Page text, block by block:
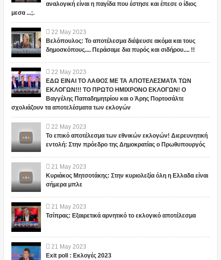
αναλογική είναι η παγίδα που έστησε και έπεσε ο ίδιος
μεσα ...;.
22 May 2023
Βελόπουλος: Το αποτέλεσμα διέψευσε ακόμα και τους
δημοσκόπους.... Περάσαμε δια πυρός και σιδήρου.... !!
22 May 2023
ΕΔΩ ΕΙΝΑΙ ΤΟ ΛΑΘΟΣ ΜΕ ΤΑ ΑΠΟΤΕΛΕΣΜΑΤΑ ΤΩΝ
ΕΚΛΟΓΩΝ!!! ΤΟ ΠΡΩΤΟ ΗΜΙΧΡΟΝΟ ΕΚΛΟΓΩΝ! Ο
Βαγγέλης Παπαδημητρίου και ο Άρης Πορτοσάλτε
σχολιάζουν τα αποτελέσματα των εκλογών
22 May 2023
Το επικό αποτέλεσμα των εθνικών εκλογών! Διερευνητική
εντολή: Στην πρόεδρο της Δημοκρατίας ο Πρωθυπουργός
21 May 2023
Κυριάκος Μητσοτάκης: Στην κυριολεξία όλη η Ελλαδα είναι
σήμερα μπλε
21 May 2023
Τσίπρας: Εξαιρετικά αρνητικό το εκλογικό αποτέλεσμα
21 May 2023
Exit poll : Εκλογές 2023